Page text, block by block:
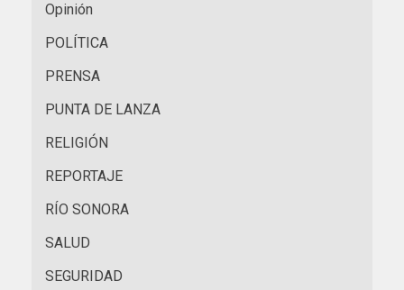
Opinión
POLÍTICA
PRENSA
PUNTA DE LANZA
RELIGIÓN
REPORTAJE
RÍO SONORA
SALUD
SEGURIDAD